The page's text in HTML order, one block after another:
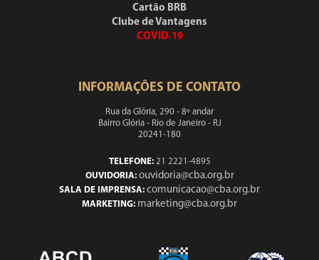
Cartão BRB
Clube de Vantagens
COVID-19
INFORMAÇÕES DE CONTATO
Rua da Glória, 290 - 8º andar
Bairro Glória - Rio de Janeiro - RJ
20241-180
TELEFONE:21 2221-4895
OUVIDORIA: ouvidoria@cba.org.br
SALA DE IMPRENSA: comunicacao@cba.org.br
MARKETING: marketing@cba.org.br